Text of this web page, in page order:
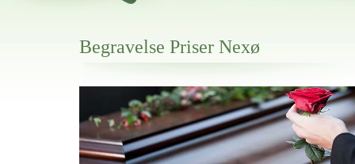
Begravelse Priser Nexø
Her hos os får du altid en god afslutning når det gælder
Begravelse Priser Nexø
vi hjælper i alle faser af begravelsel